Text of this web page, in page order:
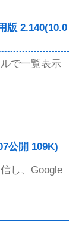
版 2.140(10.0
で一覧表示
公開 109K)
し、Google